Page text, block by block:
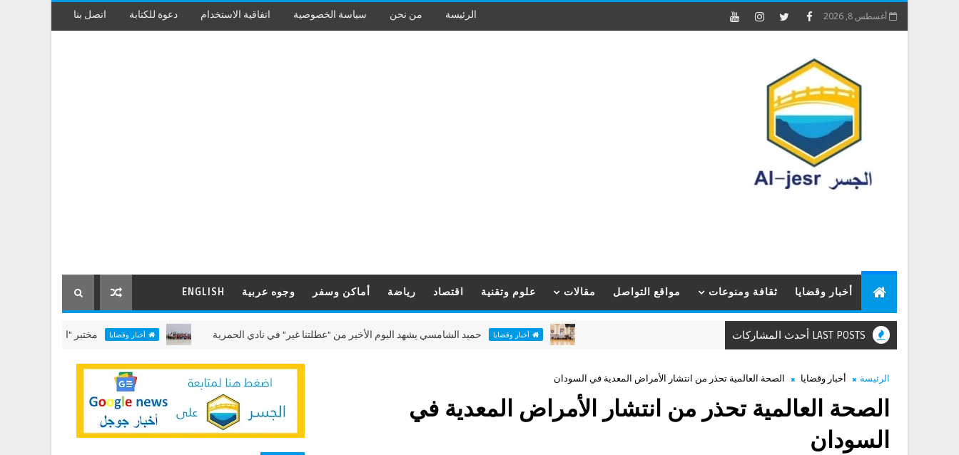
أغسطس 8, 2026 الرئيسة من نحن سياسة الخصوصية اتفاقية الاستخدام دعوة للكتابة اتصل بنا
أخبار وقضايا ثقافة ومنوعات مواقع التواصل مقالات علوم وتقنية اقتصاد رياضة أماكن وسفر وجوه عربية ENGLISH
LAST POSTS أحدث المشاركات أخبار وقضايا حميد الشامسي يشهد اليوم الأخير من "عطلتنا غير" في نادي الحمرية أخبار وقضايا مختبر "الألعاب البحرية" في
الرئيسة أخبار وقضايا الصحة العالمية تحذر من انتشار الأمراض المعدية في السودان
الصحة العالمية تحذر من انتشار الأمراض المعدية في
السودان